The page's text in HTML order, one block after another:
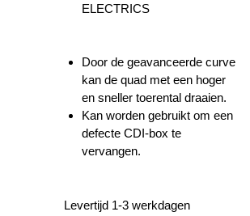
ELECTRICS
Door de geavanceerde curve
kan de quad met een hoger
en sneller toerental draaien.
Kan worden gebruikt om een
defecte CDI-box te
vervangen.
Levertijd 1-3 werkdagen